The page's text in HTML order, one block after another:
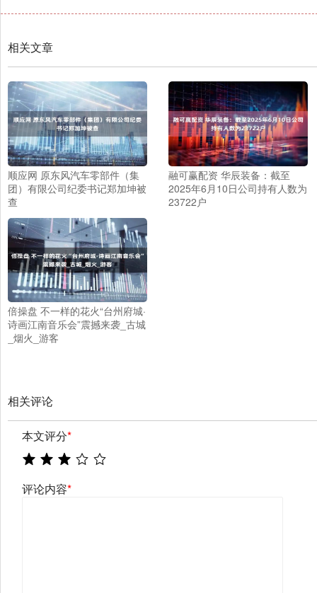
相关文章
顺应网 原东风汽车零部件（集
团）有限公司纪委书记郑加坤被
查
融可赢配资 华辰装备：截至
2025年6月10日公司持有人数为
23722户
倍操盘 不一样的花火“台州府城·
诗画江南音乐会”震撼来袭_古城
_烟火_游客
相关评论
本文评分*
评论内容*